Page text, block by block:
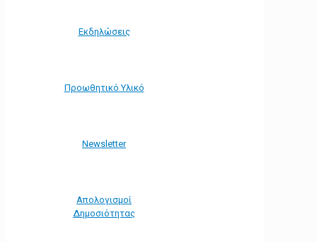
Εκδηλώσεις
Προωθητικό Υλικό
Νewsletter
Απολογισμοί
Δημοσιότητας